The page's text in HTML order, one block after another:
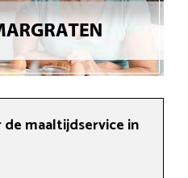
maaltijdservice in